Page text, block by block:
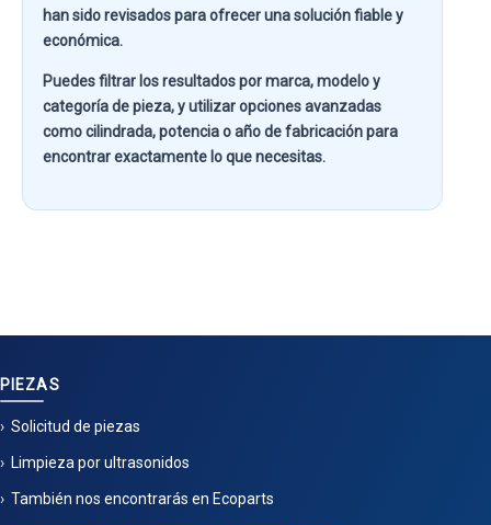
han sido revisados para ofrecer una solución fiable y
económica.
Puedes filtrar los resultados pormarca, modelo y
categoría de pieza, y utilizar opciones avanzadas
comocilindrada, potencia o año de fabricaciónpara
encontrar exactamente lo que necesitas.
PIEZAS
Solicitud de piezas
Limpieza por ultrasonidos
También nos encontrarás en Ecoparts